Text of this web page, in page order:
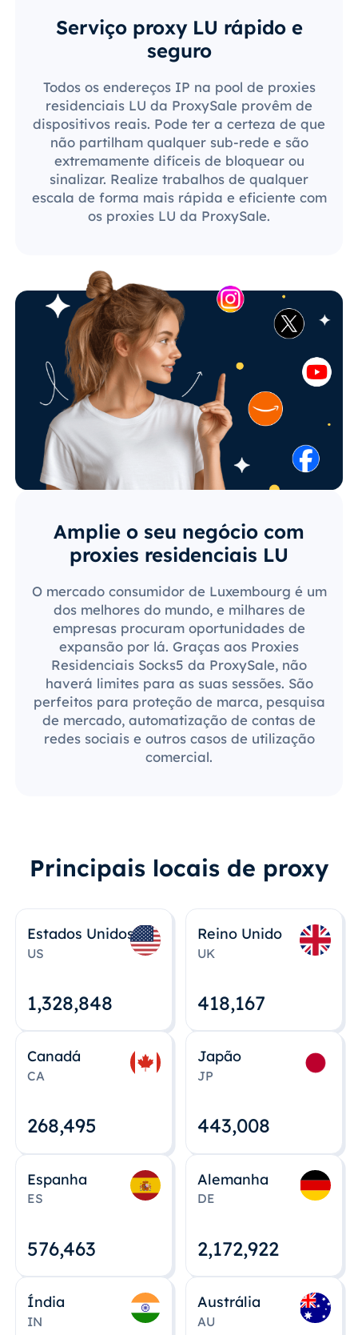
Serviço proxy LU rápido e
seguro
Todos os endereços IP na pool de proxies
residenciais LU da ProxySale provêm de
dispositivos reais. Pode ter a certeza de que
não partilham qualquer sub-rede e são
extremamente difíceis de bloquear ou
sinalizar. Realize trabalhos de qualquer
escala de forma mais rápida e eficiente com
os proxies LU da ProxySale.
Amplie o seu negócio com
proxies residenciais LU
O mercado consumidor de Luxembourg é um
dos melhores do mundo, e milhares de
empresas procuram oportunidades de
expansão por lá. Graças aos Proxies
Residenciais Socks5 da ProxySale, não
haverá limites para as suas sessões. São
perfeitos para proteção de marca, pesquisa
de mercado, automatização de contas de
redes sociais e outros casos de utilização
comercial.
Principais locais de proxy
Estados Unidos
US
1,328,848
Reino Unido
UK
418,167
Canadá
CA
268,495
Japão
JP
443,008
Espanha
ES
576,463
Alemanha
DE
2,172,922
Índia
IN
Austrália
AU